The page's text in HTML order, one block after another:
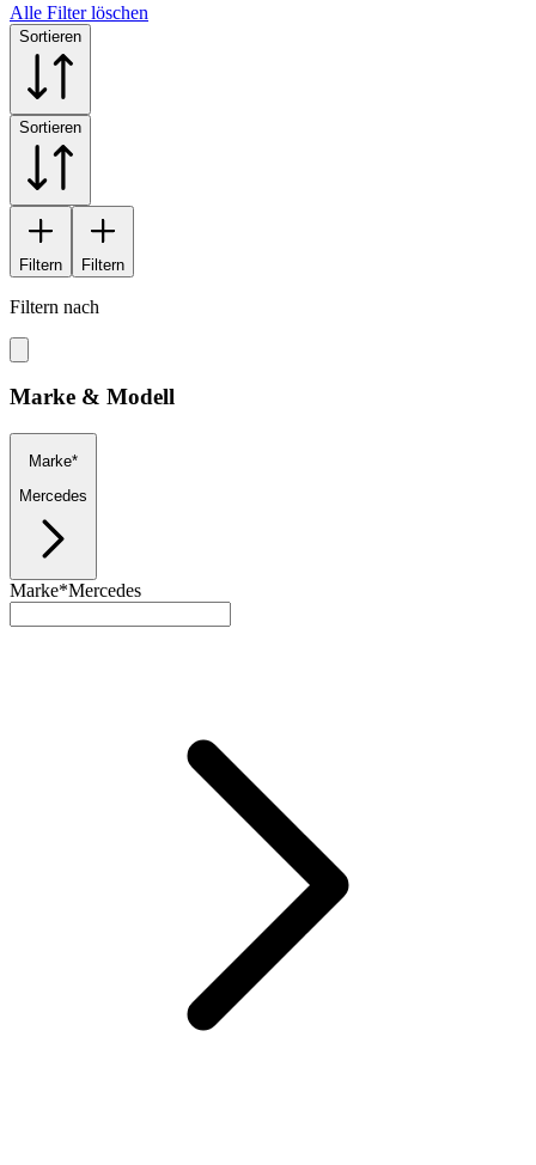
Alle Filter löschen
Sortieren
Sortieren
Filtern Filtern
Filtern nach
Marke & Modell
Marke*
Mercedes
Marke*Mercedes